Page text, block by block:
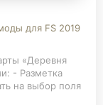
для FS 2019
«Деревня
- Разметка
на выбор поля